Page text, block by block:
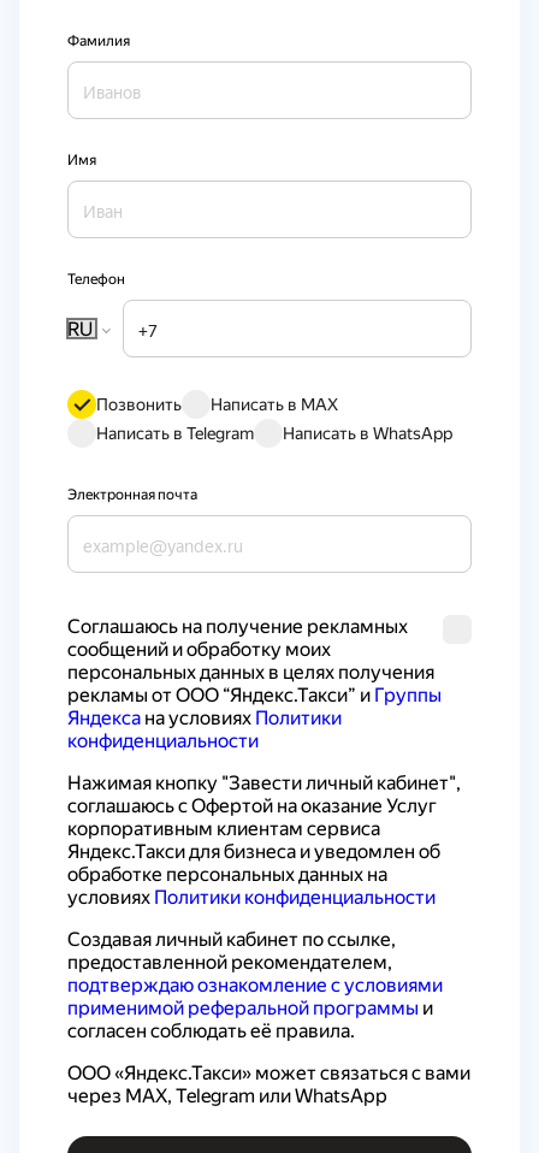
Фамилия
Имя
Телефон
RU
Позвонить
Написать в MAX
Написать в Telegram
Написать в WhatsApp
Электронная почта
Cоглашаюсь на получение рекламных
сообщений и обработку моих
персональных данных в целях получения
рекламы от ООО “Яндекс.Такси” и Группы
Яндекса на условиях Политики
конфиденциальности
Нажимая кнопку "Завести личный кабинет",
соглашаюсь с Офертой на оказание Услуг
корпоративным клиентам сервиса
Яндекс.Такси для бизнеса и уведомлен об
обработке персональных данных на
условиях Политики конфиденциальности
Создавая личный кабинет по ссылке,
подтверждаю ознакомление с условиями
применимой реферальной программы и
согласен соблюдать её правила.
ООО «Яндекс.Такси» может связаться с вами
через MAX, Telegram или WhatsApp